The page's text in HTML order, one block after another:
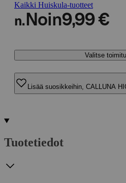
Kaikki Huiskula-tuotteet
n. Noin9,99 €
Valitse
Lisää suosikkeihin, CALLUNA
Tuotetiedot